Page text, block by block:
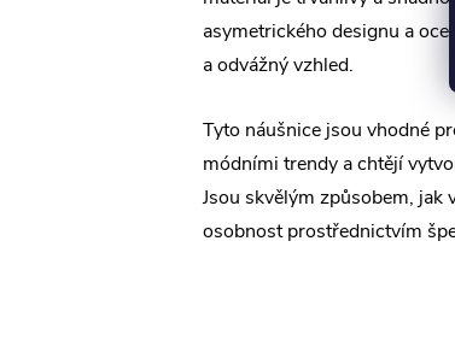
asymetrického designu a
a odvážný vzhled.
Tyto náušnice jsou vhodné
módními trendy a chtějí
Jsou skvělým způsobem, jak
osobnost prostřednictvím